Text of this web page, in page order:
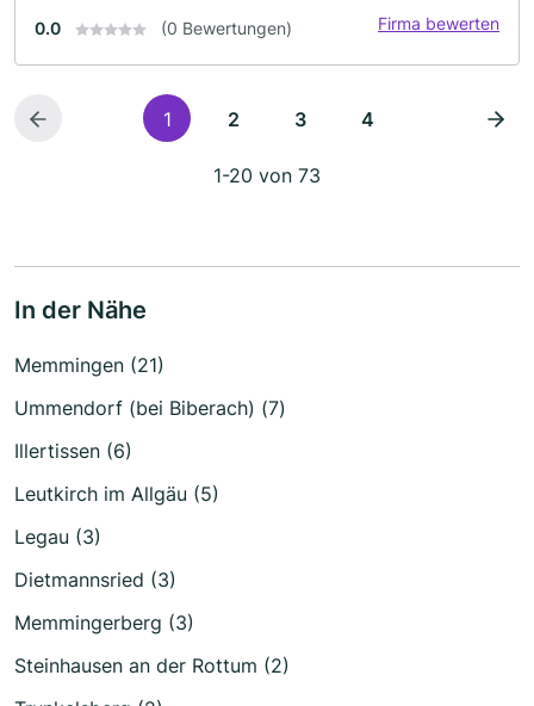
0.0 (0 Bewertungen) Firma bewerten
1 2 3 4
1-20 von 73
In der Nähe
Memmingen (21)
Ummendorf (bei Biberach) (7)
Illertissen (6)
Leutkirch im Allgäu (5)
Legau (3)
Dietmannsried (3)
Memmingerberg (3)
Steinhausen an der Rottum (2)